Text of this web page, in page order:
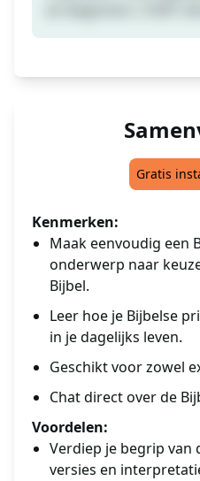
Gratis
Kenmerken:
Maak eenvoudig een
onderwerp naar
Bijbel.
Leer hoe je Bijbelse
in je dagelijks leven.
Geschikt voor zowel
Chat direct over de
Voordelen:
Verdiep je begrip van
versies en